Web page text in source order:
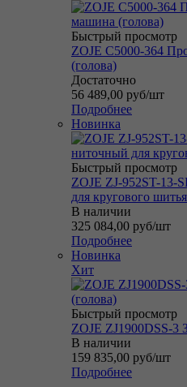
Быстрый просмотр
ZOJE C5000-364
(голова)
Достаточно
56 489,00 руб/шт
Подробнее
Новинка
Быстрый просмотр
ZOJE ZJ-952ST-13-
для кругового
В наличии
325 084,00 руб/шт
Подробнее
Новинка
Хит
Быстрый просмотр
ZOJE ZJ1900DSS-3
В наличии
159 835,00 руб/шт
Подробнее